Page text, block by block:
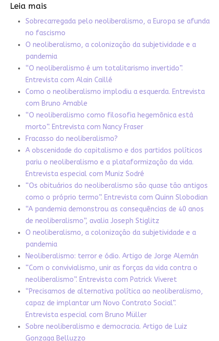
Leia mais
Sobrecarregada pelo neoliberalismo, a Europa se afunda
no fascismo
O neoliberalismo, a colonização da subjetividade e a
pandemia
“O neoliberalismo é um totalitarismo invertido”.
Entrevista com Alain Caillé
Como o neoliberalismo implodiu a esquerda. Entrevista
com Bruno Amable
“O neoliberalismo como filosofia hegemônica está
morto”. Entrevista com Nancy Fraser
Fracasso do neoliberalismo?
A obscenidade do capitalismo e dos partidos políticos
pariu o neoliberalismo e a plataformização da vida.
Entrevista especial com Muniz Sodré
“Os obituários do neoliberalismo são quase tão antigos
como o próprio termo”. Entrevista com Quinn Slobodian
“A pandemia demonstrou as consequências de 40 anos
de neoliberalismo”, avalia Joseph Stiglitz
O neoliberalismo, a colonização da subjetividade e a
pandemia
Neoliberalismo: terror e ódio. Artigo de Jorge Alemán
“Com o convivialismo, unir as forças da vida contra o
neoliberalismo”. Entrevista com Patrick Viveret
“Precisamos de alternativa política ao neoliberalismo,
capaz de implantar um Novo Contrato Social”.
Entrevista especial com Bruno Müller
Sobre neoliberalismo e democracia. Artigo de Luiz
Gonzaga Belluzzo